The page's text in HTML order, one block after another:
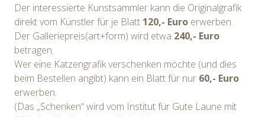
Der interessierte Kunstsammler kann die Originalgrafik
direkt vom Künstler für je Blatt 120,- Euro erwerben.
Der Galleriepreis(art+form) wird etwa 240,- Euro
betragen.
Wer eine Katzengrafik verschenken möchte (und dies
beim Bestellen angibt) kann ein Blatt für nur 60,- Euro
erwerben.
(Das „Schenken“ wird vom Institut für Gute Laune mit